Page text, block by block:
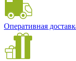
Оперативная